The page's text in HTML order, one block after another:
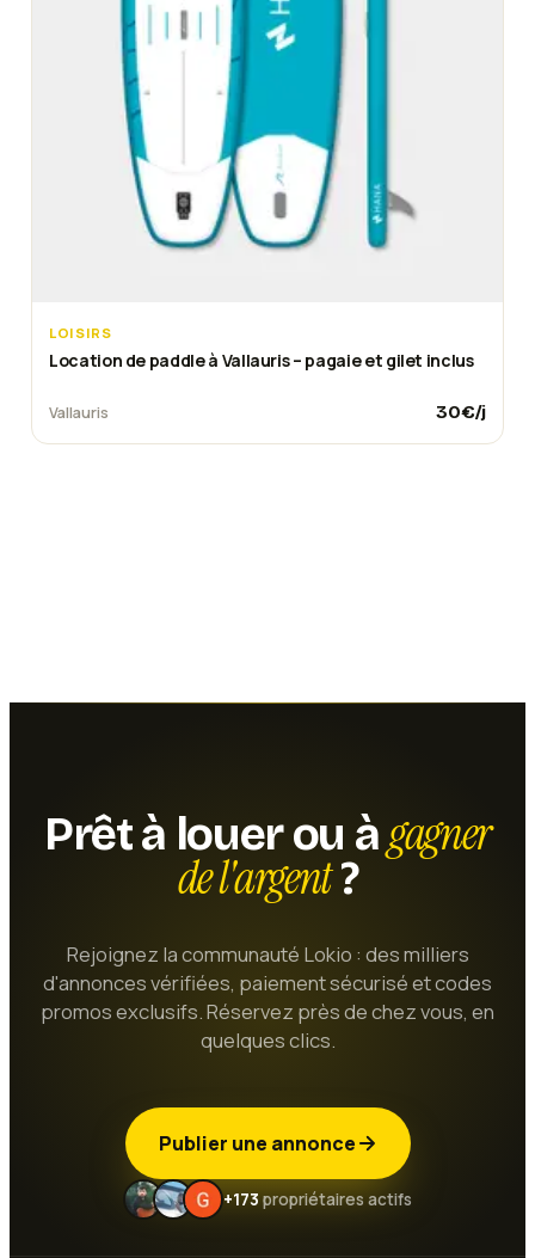
LOISIRS
Location de paddle à Vallauris – pagaie et gilet inclus
Vallauris 30€/j
Prêt à louer ou àgagner
de l'argent?
Rejoignez la communauté Lokio : des milliers
d'annonces vérifiées, paiement sécurisé et codes
promos exclusifs. Réservez près de chez vous, en
quelques clics.
Publier une annonce
+173 propriétaires actifs